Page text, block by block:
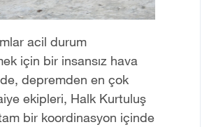
acil durum
için bir insansız hava
depremden en çok
ekipleri, Halk Kurtuluş
bir koordinasyon içinde